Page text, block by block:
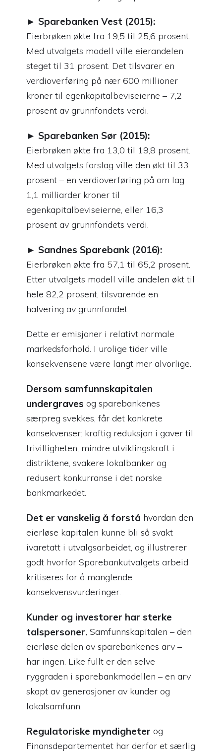
► Sparebanken Vest (2015):
Eierbrøken økte fra 19,5 til 25,6 prosent.
Med utvalgets modell ville eierandelen
steget til 31 prosent. Det tilsvarer en
verdioverføring på nær 600 millioner
kroner til egenkapitalbeviseierne – 7,2
prosent av grunnfondets verdi.
► Sparebanken Sør (2015):
Eierbrøken økte fra 13,0 til 19,8 prosent.
Med utvalgets forslag ville den økt til 33
prosent – en verdioverføring på om lag
1,1 milliarder kroner til
egenkapitalbeviseierne, eller 16,3
prosent av grunnfondets verdi.
► Sandnes Sparebank (2016):
Eierbrøken økte fra 57,1 til 65,2 prosent.
Etter utvalgets modell ville andelen økt til
hele 82,2 prosent, tilsvarende en
halvering av grunnfondet.
Dette er emisjoner i relativt normale
markedsforhold. I urolige tider ville
konsekvensene være langt mer alvorlige.
Dersom samfunnskapitalen
undergraves og sparebankenes
særpreg svekkes, får det konkrete
konsekvenser: kraftig reduksjon i gaver til
frivilligheten, mindre utviklingskraft i
distriktene, svakere lokalbanker og
redusert konkurranse i det norske
bankmarkedet.
Det er vanskelig å forstå hvordan den
eierløse kapitalen kunne bli så svakt
ivaretatt i utvalgsarbeidet, og illustrerer
godt hvorfor Sparebankutvalgets arbeid
kritiseres for å manglende
konsekvensvurderinger.
Kunder og investorer har sterke
talspersoner. Samfunnskapitalen – den
eierløse delen av sparebankenes arv –
har ingen. Like fullt er den selve
ryggraden i sparebankmodellen – en arv
skapt av generasjoner av kunder og
lokalsamfunn.
Regulatoriske myndigheter og
Finansdepartementet har derfor et særlig